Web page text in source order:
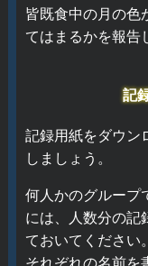
皆既食中の月の色
てはまるかを報告
記
記録用紙をダウン
しましょう。
何人かのグループ
には、人数分の記
ておいてください
それぞれの名前を